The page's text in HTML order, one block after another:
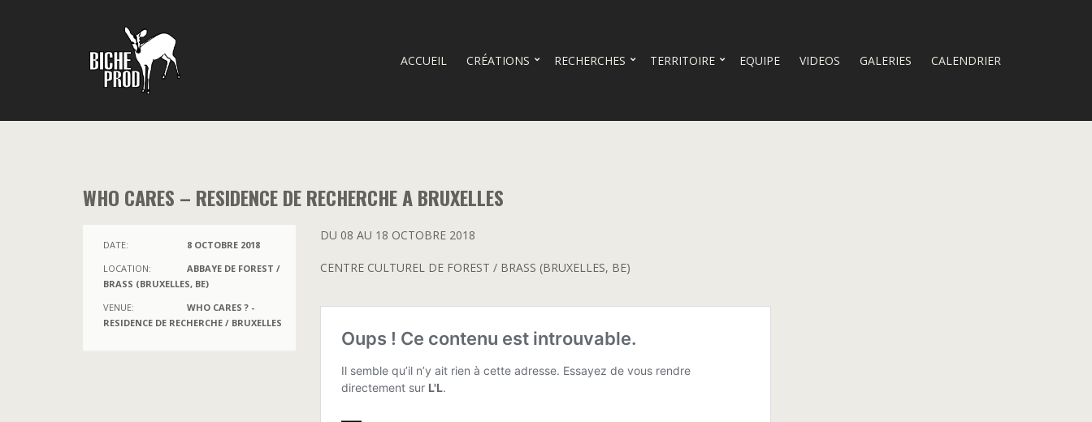
ACCUEIL CRÉATIONS RECHERCHES TERRITOIRE EQUIPE VIDEOS GALERIES CALENDRIER
WHO CARES – RESIDENCE DE RECHERCHE A BRUXELLES
DATE:
8 OCTOBRE 2018
LOCATION:
ABBAYE DE FOREST /
BRASS (BRUXELLES, BE)
VENUE:
WHO CARES ? -
RESIDENCE DE RECHERCHE / BRUXELLES
DU 08 AU 18 OCTOBRE 2018
CENTRE CULTUREL DE FOREST / BRASS (BRUXELLES, BE)